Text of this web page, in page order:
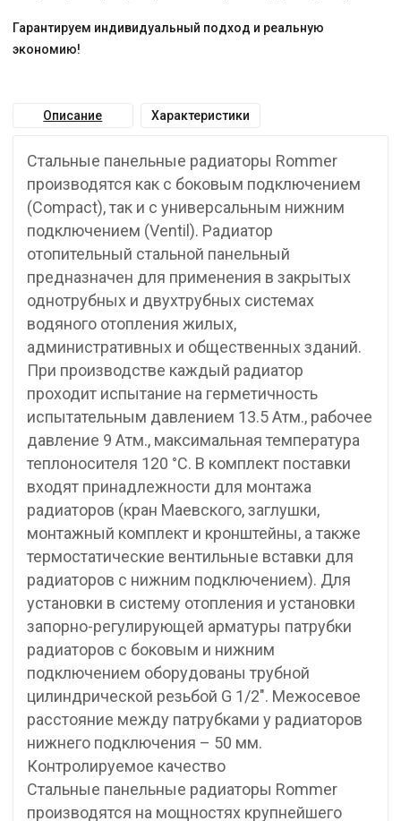
Гарантируем индивидуальный подход и реальную
экономию!
Описание Характеристики
Стальные панельные радиаторы Rommer
производятся как с боковым подключением
(Compact), так и с универсальным нижним
подключением (Ventil). Радиатор
отопительный стальной панельный
предназначен для применения в закрытых
однотрубных и двухтрубных системах
водяного отопления жилых,
административных и общественных зданий.
При производстве каждый радиатор
проходит испытание на герметичность
испытательным давлением 13.5 Атм., рабочее
давление 9 Атм., максимальная температура
теплоносителя 120 °С. В комплект поставки
входят принадлежности для монтажа
радиаторов (кран Маевского, заглушки,
монтажный комплект и кронштейны, а также
термостатические вентильные вставки для
радиаторов с нижним подключением). Для
установки в систему отопления и установки
запорно-регулирующей арматуры патрубки
радиаторов с боковым и нижним
подключением оборудованы трубной
цилиндрической резьбой G 1/2″. Межосевое
расстояние между патрубками у радиаторов
нижнего подключения – 50 мм.
Контролируемое качество
Стальные панельные радиаторы Rommer
производятся на мощностях крупнейшего